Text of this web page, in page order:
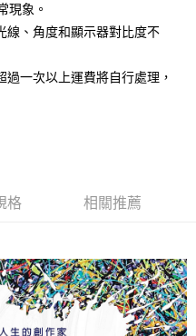
需儲值。
可結帳。
，將跳轉至「AFTEE先享後付」
可完成結帳。
單仍視為有效，需透過AFTEE先享
support/home
「AFTEE先享後付」服務完成之交
運費
運費
現象。
、角度和顯示器對比度不
一次以上運費將自行處理，
格 相關推薦